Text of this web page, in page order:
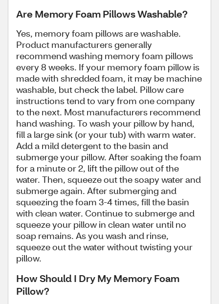
Are Memory Foam Pillows Washable?
Yes, memory foam pillows are washable.
Product manufacturers generally
recommend washing memory foam pillows
every 8 weeks. If your memory foam pillow is
made with shredded foam, it may be machine
washable, but check the label. Pillow care
instructions tend to vary from one company
to the next. Most manufacturers recommend
hand washing. To wash your pillow by hand,
fill a large sink (or your tub) with warm water.
Add a mild detergent to the basin and
submerge your pillow. After soaking the foam
for a minute or 2, lift the pillow out of the
water. Then, squeeze out the soapy water and
submerge again. After submerging and
squeezing the foam 3-4 times, fill the basin
with clean water. Continue to submerge and
squeeze your pillow in clean water until no
soap remains. As you wash and rinse,
squeeze out the water without twisting your
pillow.
How Should I Dry My Memory Foam
Pillow?